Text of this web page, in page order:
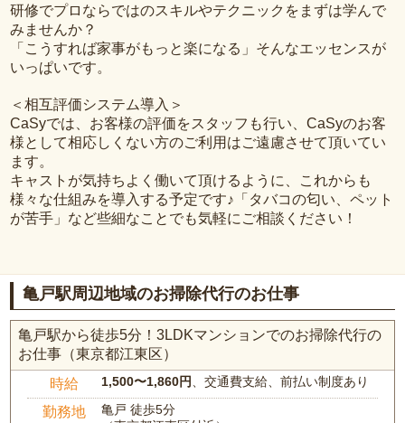
研修でプロならではのスキルやテクニックをまずは学んで
みませんか？
「こうすれば家事がもっと楽になる」そんなエッセンスが
いっぱいです。
＜相互評価システム導入＞
CaSyでは、お客様の評価をスタッフも行い、CaSyのお客
様として相応しくない方のご利用はご遠慮させて頂いてい
ます。
キャストが気持ちよく働いて頂けるように、これからも
様々な仕組みを導入する予定です♪「タバコの匂い、ペット
が苦手」など些細なことでも気軽にご相談ください！
亀戸駅周辺地域のお掃除代行のお仕事
亀戸駅から徒歩5分！3LDKマンションでのお掃除代行の
お仕事（東京都江東区）
時給 1,500〜1,860円、交通費支給、前払い制度あり
勤務地
亀戸 徒歩5分